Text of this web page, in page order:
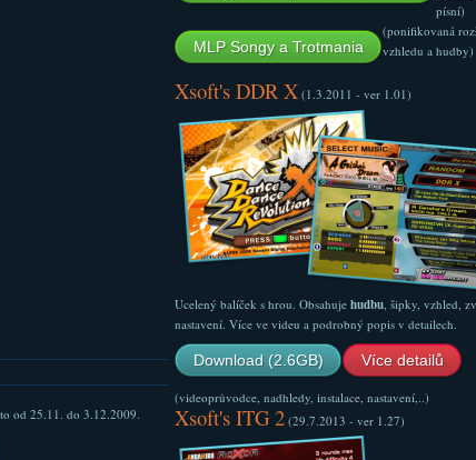
od 25.11. do 3.12.2009.
písní)
MLP Songy a Trotmania
(ponifikovaná
vzhledu a hudby)
Xsoft's DDR X(1.3.2011 - ver 1.01)
Ucelený balíček s hrou. Obsahuje hudbu, šipky, vzhled,
nastavení. Více ve videu a podrobný popis v detailech.
Download (2.6GB) Více detailů
(videoprůvodce, nadhledy, instalace, nastavení,..)
Xsoft's ITG 2(29.7.2013 - ver 1.27)